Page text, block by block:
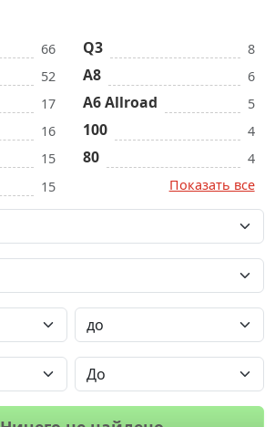
66
52
17
16
15
15
Q3 8
A8 6
A6 Allroad 5
100 4
80
4
Показать все